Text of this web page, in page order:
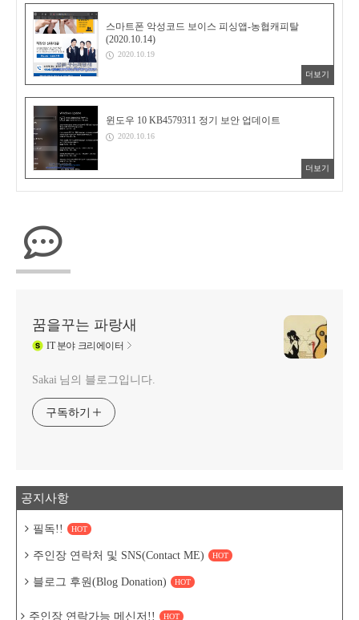
스마트폰 악성코드 보이스 피싱앱-농협캐피탈
(2020.10.14)
2020.10.19
더보기
윈도우 10 KB4579311 정기 보안 업데이트
2020.10.16
더보기
꿈을꾸는 파랑새
IT분야 크리에이터
Sakai 님의 블로그입니다.
구독하기
공지사항
필독!! HOT
주인장 연락처 및 SNS(Contact ME) HOT
블로그 후원(Blog Donation) HOT
주인장 연락가능 메신저!! HOT